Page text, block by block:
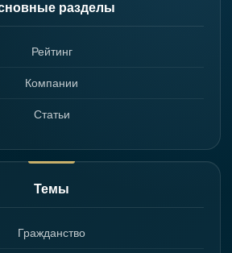
разделы
Рейтинг
Компании
Статьи
Темы
Гражданство